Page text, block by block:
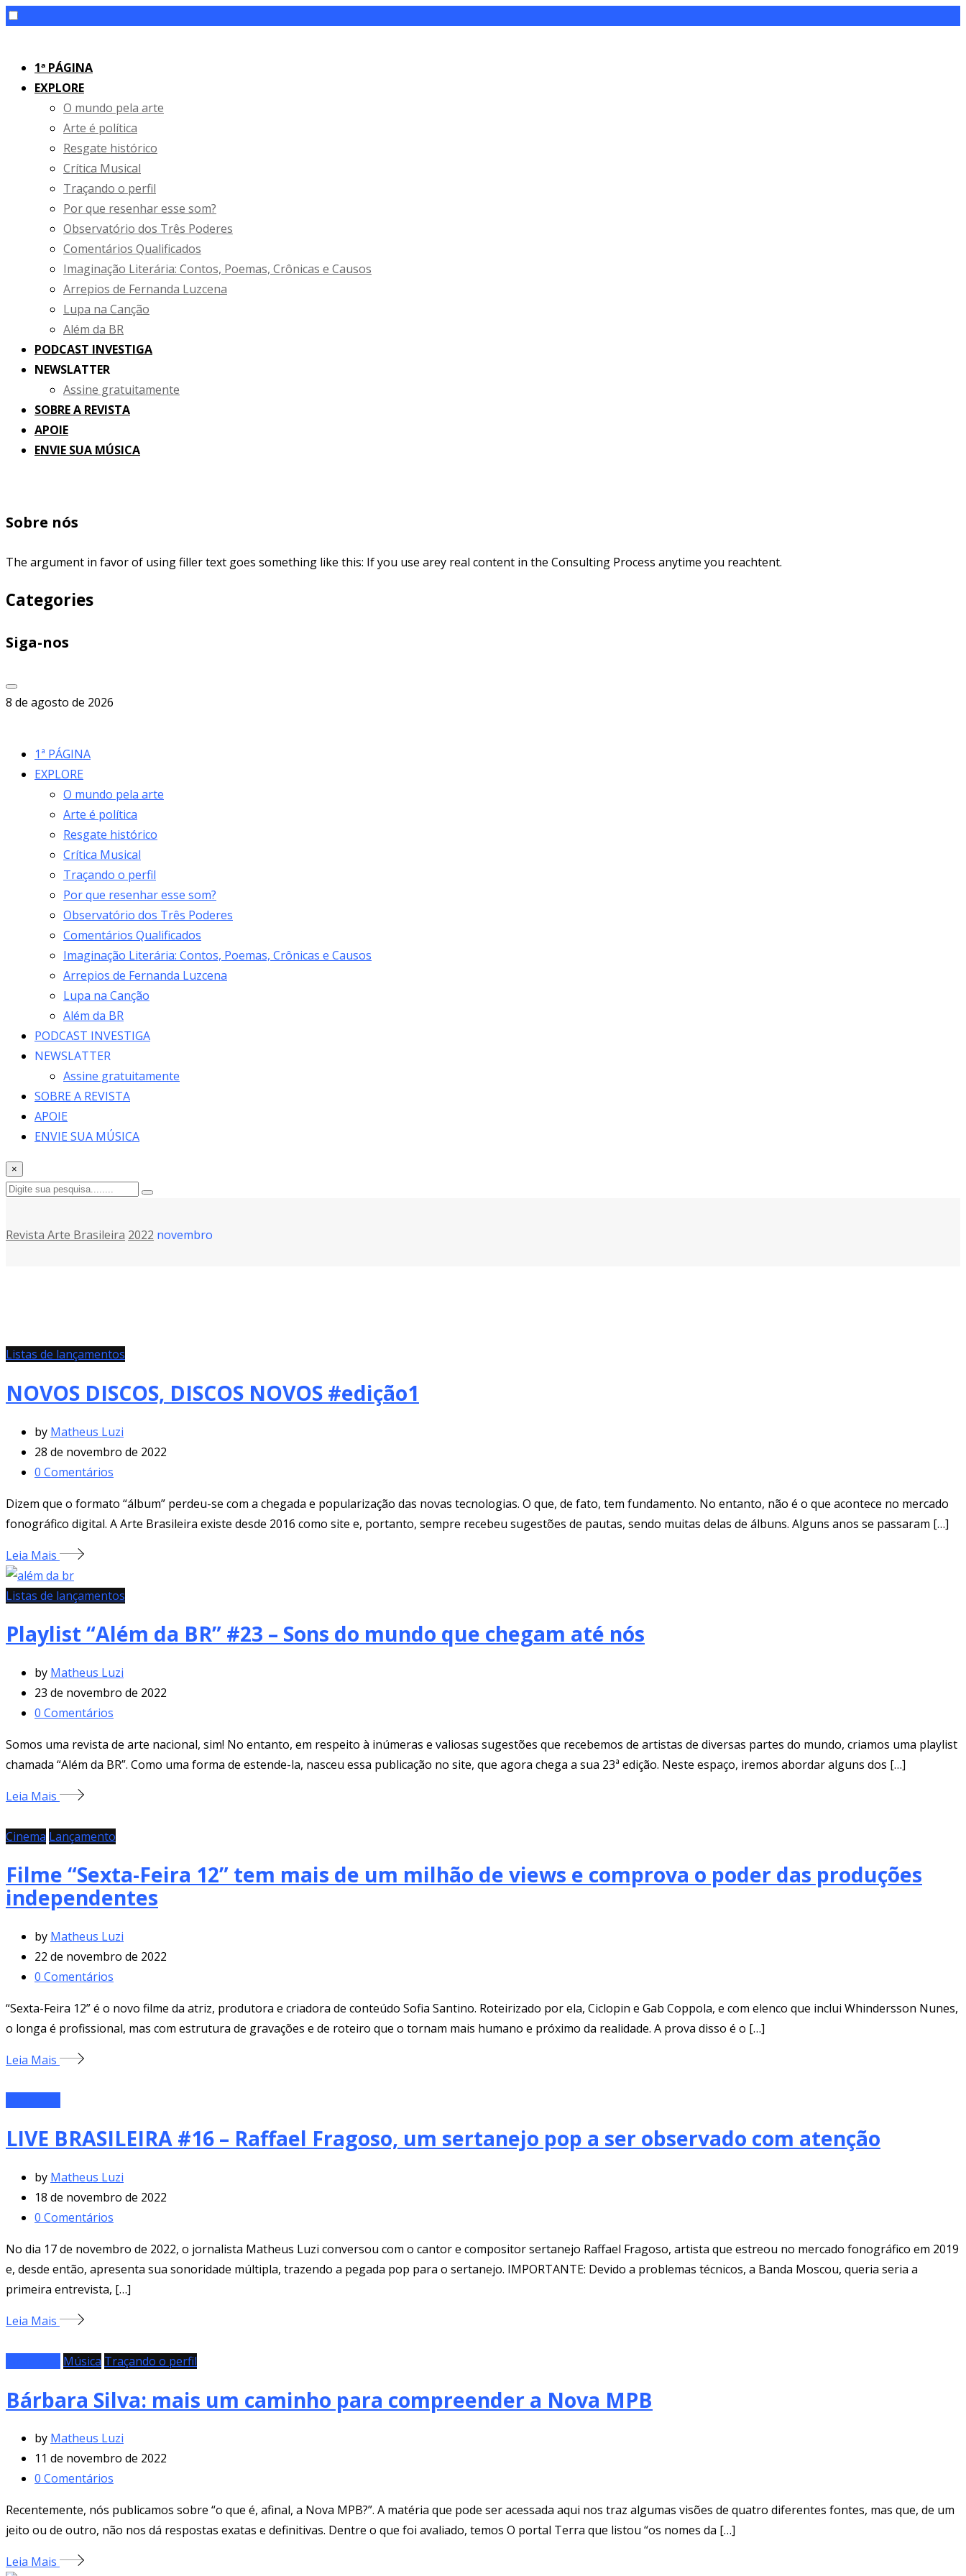
content1ª PÁGINA
EXPLORE
O mundo pela arte
Arte é política
Resgate histórico
Crítica Musical
Traçando o perfil
Por que resenhar esse som?
Observatório dos Três Poderes
Comentários Qualificados
Imaginação Literária: Contos, Poemas, Crônicas e Causos
Arrepios de Fernanda Luzcena
Lupa na Canção
Além da BR
PODCAST INVESTIGA
NEWSLATTER
Assine gratuitamente
SOBRE A REVISTA
APOIE
ENVIE SUA MÚSICA
Sobre nós
The argument in favor of using filler text goes something like this: If you use arey real content in the Consulting Process anytime you reachtent.
Categories
Siga-nos
8 de agosto de 2026
1ª PÁGINA
EXPLORE
O mundo pela arte
Arte é política
Resgate histórico
Crítica Musical
Traçando o perfil
Por que resenhar esse som?
Observatório dos Três Poderes
Comentários Qualificados
Imaginação Literária: Contos, Poemas, Crônicas e Causos
Arrepios de Fernanda Luzcena
Lupa na Canção
Além da BR
PODCAST INVESTIGA
NEWSLATTER
Assine gratuitamente
SOBRE A REVISTA
APOIE
ENVIE SUA MÚSICA
×
Revista Arte Brasileira 2022 novembro
Listas de lançamentos
NOVOS DISCOS, DISCOS NOVOS #edição1
by Matheus Luzi
28 de novembro de 2022
0 Comentários
Dizem que o formato “álbum” perdeu-se com a chegada e popularização das novas tecnologias. O que, de fato, tem fundamento. No entanto, não é o que acontece no mercado
fonográfico digital. A Arte Brasileira existe desde 2016 como site e, portanto, sempre recebeu sugestões de pautas, sendo muitas delas de álbuns. Alguns anos se passaram […]
Leia Mais
Listas de lançamentos
Playlist “Além da BR” #23 – Sons do mundo que chegam até nós
by Matheus Luzi
23 de novembro de 2022
0 Comentários
Somos uma revista de arte nacional, sim! No entanto, em respeito à inúmeras e valiosas sugestões que recebemos de artistas de diversas partes do mundo, criamos uma playlist
chamada “Além da BR”. Como uma forma de estende-la, nasceu essa publicação no site, que agora chega a sua 23ª edição. Neste espaço, iremos abordar alguns dos […]
Leia Mais
Cinema Lançamento
Filme “Sexta-Feira 12” tem mais de um milhão de views e comprova o poder das produções
independentes
by Matheus Luzi
22 de novembro de 2022
0 Comentários
“Sexta-Feira 12” é o novo filme da atriz, produtora e criadora de conteúdo Sofia Santino. Roteirizado por ela, Ciclopin e Gab Coppola, e com elenco que inclui Whindersson Nunes,
o longa é profissional, mas com estrutura de gravações e de roteiro que o tornam mais humano e próximo da realidade. A prova disso é o […]
Leia Mais
LIVE BRASILEIRA #16 – Raffael Fragoso, um sertanejo pop a ser observado com atenção
by Matheus Luzi
18 de novembro de 2022
0 Comentários
No dia 17 de novembro de 2022, o jornalista Matheus Luzi conversou com o cantor e compositor sertanejo Raffael Fragoso, artista que estreou no mercado fonográfico em 2019
e, desde então, apresenta sua sonoridade múltipla, trazendo a pegada pop para o sertanejo. IMPORTANTE: Devido a problemas técnicos, a Banda Moscou, queria seria a
primeira entrevista, […]
Leia Mais
Música Traçando o perfil
Bárbara Silva: mais um caminho para compreender a Nova MPB
by Matheus Luzi
11 de novembro de 2022
0 Comentários
Recentemente, nós publicamos sobre “o que é, afinal, a Nova MPB?”. A matéria que pode ser acessada aqui nos traz algumas visões de quatro diferentes fontes, mas que, de um
jeito ou de outro, não nos dá respostas exatas e definitivas. Dentre o que foi avaliado, temos O portal Terra que listou “os nomes da […]
Leia Mais